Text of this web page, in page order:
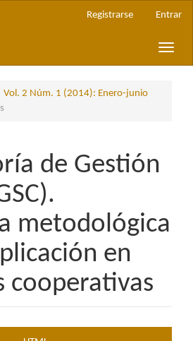
Registrarse Entrar
Toggle
Vol. 2 Núm. 1 (2014): Enero-junio
de Gestión
metodológica
en
cooperativas